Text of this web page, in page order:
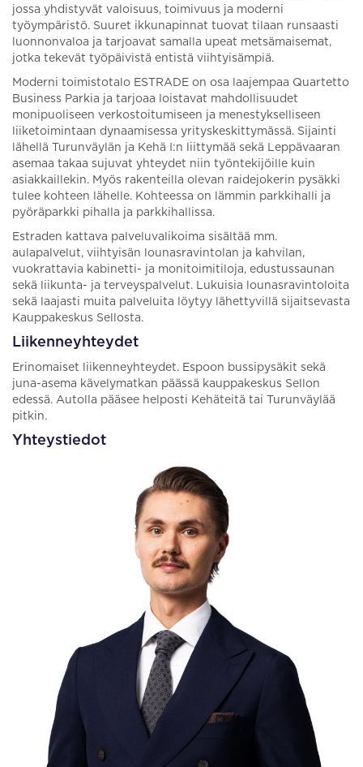
jossa yhdistyvät valoisuus, toimivuus ja moderni
työympäristö. Suuret ikkunapinnat tuovat tilaan runsaasti
luonnonvaloa ja tarjoavat samalla upeat metsämaisemat,
jotka tekevät työpäivistä entistä viihtyisämpiä.
Moderni toimistotalo ESTRADE on osa laajempaa Quartetto
Business Parkia ja tarjoaa loistavat mahdollisuudet
monipuoliseen verkostoitumiseen ja menestykselliseen
liiketoimintaan dynaamisessa yrityskeskittymässä. Sijainti
lähellä Turunväylän ja Kehä I:n liittymää sekä Leppävaaran
asemaa takaa sujuvat yhteydet niin työntekijöille kuin
asiakkaillekin. Myös rakenteilla olevan raidejokerin pysäkki
tulee kohteen lähelle. Kohteessa on lämmin parkkihalli ja
pyöräparkki pihalla ja parkkihallissa.
Estraden kattava palveluvalikoima sisältää mm.
aulapalvelut, viihtyisän lounasravintolan ja kahvilan,
vuokrattavia kabinetti- ja monitoimitiloja, edustussaunan
sekä liikunta- ja terveyspalvelut. Lukuisia lounasravintoloita
sekä laajasti muita palveluita löytyy lähettyvillä sijaitsevasta
Kauppakeskus Sellosta.
Liikenneyhteydet
Erinomaiset liikenneyhteydet. Espoon bussipysäkit sekä
juna-asema kävelymatkan päässä kauppakeskus Sellon
edessä. Autolla pääsee helposti Kehäteitä tai Turunväylää
pitkin.
Yhteystiedot